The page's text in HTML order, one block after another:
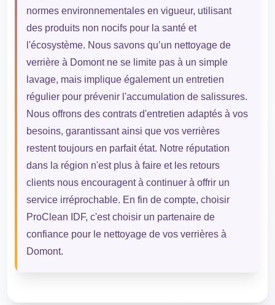
normes environnementales en vigueur, utilisant
des produits non nocifs pour la santé et
l'écosystème. Nous savons qu’un nettoyage de
verrière à Domont ne se limite pas à un simple
lavage, mais implique également un entretien
régulier pour prévenir l'accumulation de salissures.
Nous offrons des contrats d'entretien adaptés à vos
besoins, garantissant ainsi que vos verrières
restent toujours en parfait état. Notre réputation
dans la région n'est plus à faire et les retours
clients nous encouragent à continuer à offrir un
service irréprochable. En fin de compte, choisir
ProClean IDF, c'est choisir un partenaire de
confiance pour le nettoyage de vos verrières à
Domont.